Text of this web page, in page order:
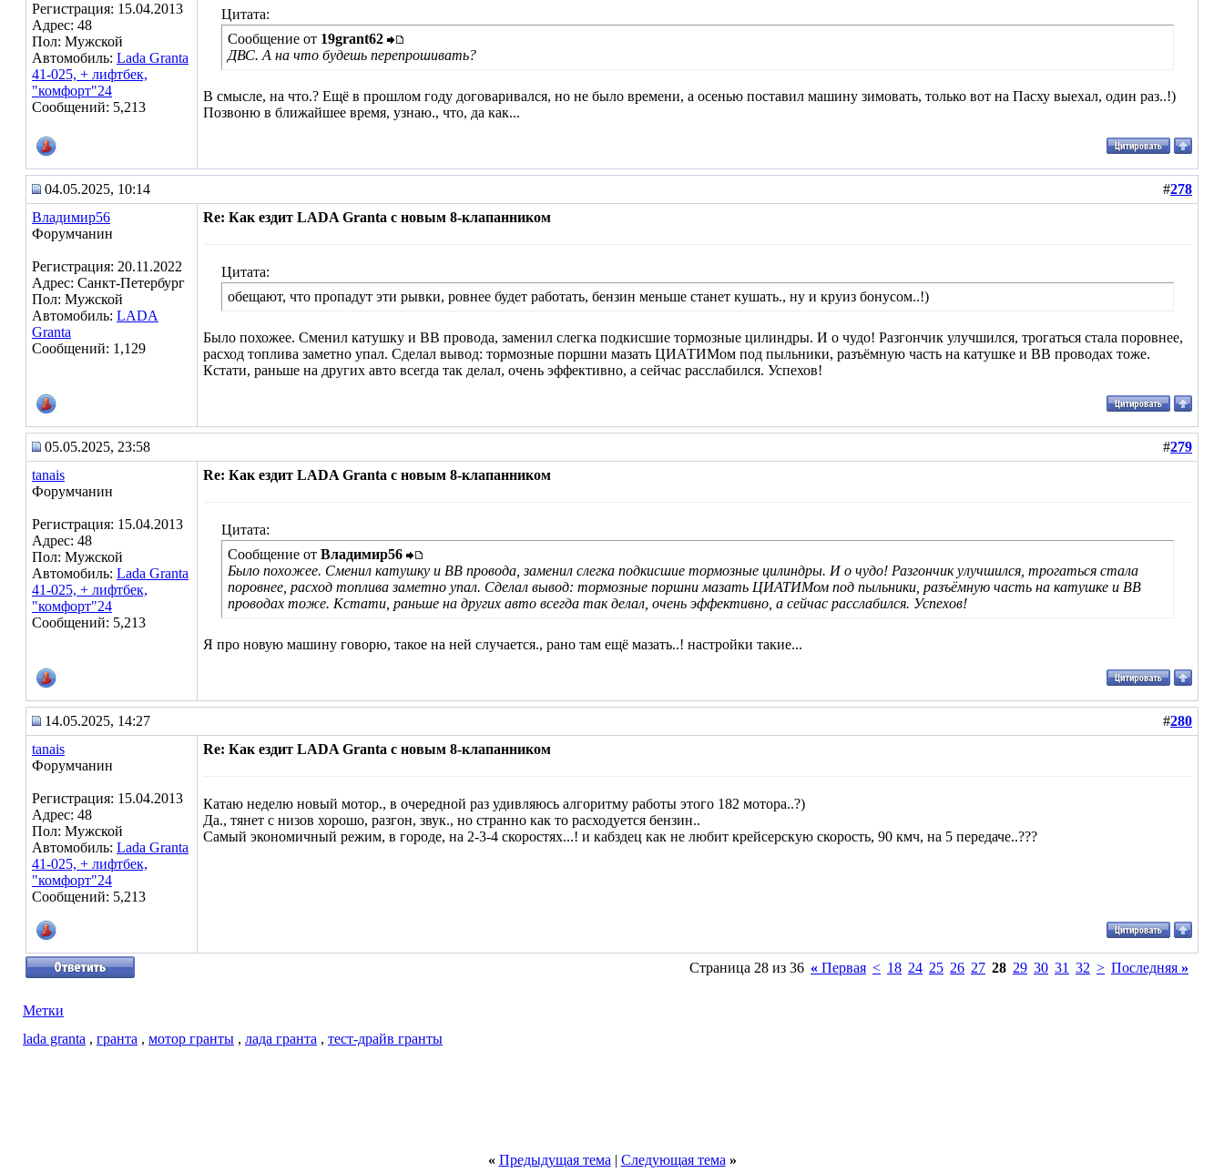
Регистрация: 15.04.2013
Адрес: 48
Пол: Мужской
Автомобиль: Lada Granta
41-025, + лифтбек,
"комфорт"24
Сообщений: 5,213
Цитата:
Сообщение от 19grant62
ДВС. А на что будешь перепрошивать?
В смысле, на что.? Ещё в прошлом году договаривался, но не было времени, а осенью поставил машину зимовать, только вот на Пасху выехал, один раз..!)
Позвоню в ближайшее время, узнаю., что, да как...
04.05.2025, 10:14 #278
Владимир56
Форумчанин
Регистрация: 20.11.2022
Адрес: Санкт-Петербург
Пол: Мужской
Автомобиль: LADA
Granta
Сообщений: 1,129
Re: Как ездит LADA Granta с новым 8-клапанником
Цитата:
обещают, что пропадут эти рывки, ровнее будет работать, бензин меньше станет кушать., ну и круиз бонусом..!)
Было похожее. Сменил катушку и ВВ провода, заменил слегка подкисшие тормозные цилиндры. И о чудо! Разгончик улучшился, трогаться стала поровнее,
расход топлива заметно упал. Сделал вывод: тормозные поршни мазать ЦИАТИМом под пыльники, разъёмную часть на катушке и ВВ проводах тоже.
Кстати, раньше на других авто всегда так делал, очень эффективно, а сейчас расслабился. Успехов!
05.05.2025, 23:58 #279
tanais
Форумчанин
Регистрация: 15.04.2013
Адрес: 48
Пол: Мужской
Автомобиль: Lada Granta
41-025, + лифтбек,
"комфорт"24
Сообщений: 5,213
Re: Как ездит LADA Granta с новым 8-клапанником
Цитата:
Сообщение от Владимир56
Было похожее. Сменил катушку и ВВ провода, заменил слегка подкисшие тормозные цилиндры. И о чудо! Разгончик улучшился, трогаться стала
поровнее, расход топлива заметно упал. Сделал вывод: тормозные поршни мазать ЦИАТИМом под пыльники, разъёмную часть на катушке и ВВ
проводах тоже. Кстати, раньше на других авто всегда так делал, очень эффективно, а сейчас расслабился. Успехов!
Я про новую машину говорю, такое на ней случается., рано там ещё мазать..! настройки такие...
14.05.2025, 14:27 #280
tanais
Форумчанин
Регистрация: 15.04.2013
Адрес: 48
Пол: Мужской
Автомобиль: Lada Granta
41-025, + лифтбек,
"комфорт"24
Сообщений: 5,213
Re: Как ездит LADA Granta с новым 8-клапанником
Катаю неделю новый мотор., в очередной раз удивляюсь алгоритму работы этого 182 мотора..?)
Да., тянет с низов хорошо, разгон, звук., но странно как то расходуется бензин..
Самый экономичный режим, в городе, на 2-3-4 скоростях...! и кабздец как не любит крейсерскую скорость, 90 кмч, на 5 передаче..???
Страница 28 из 36 « Первая < 18 24 25 26 27 28 29 30 31 32 > Последняя »
Метки
lada granta , гранта , мотор гранты , лада гранта , тест-драйв гранты
« Предыдущая тема | Следующая тема »